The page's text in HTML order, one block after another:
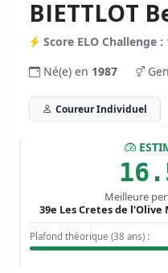
BIETTLOT
Score ELO Challenge
Né(e) en 1987
Coureur Individuel
Meilleure
39e Les Cretes de
Plafond théorique (38 ans) :